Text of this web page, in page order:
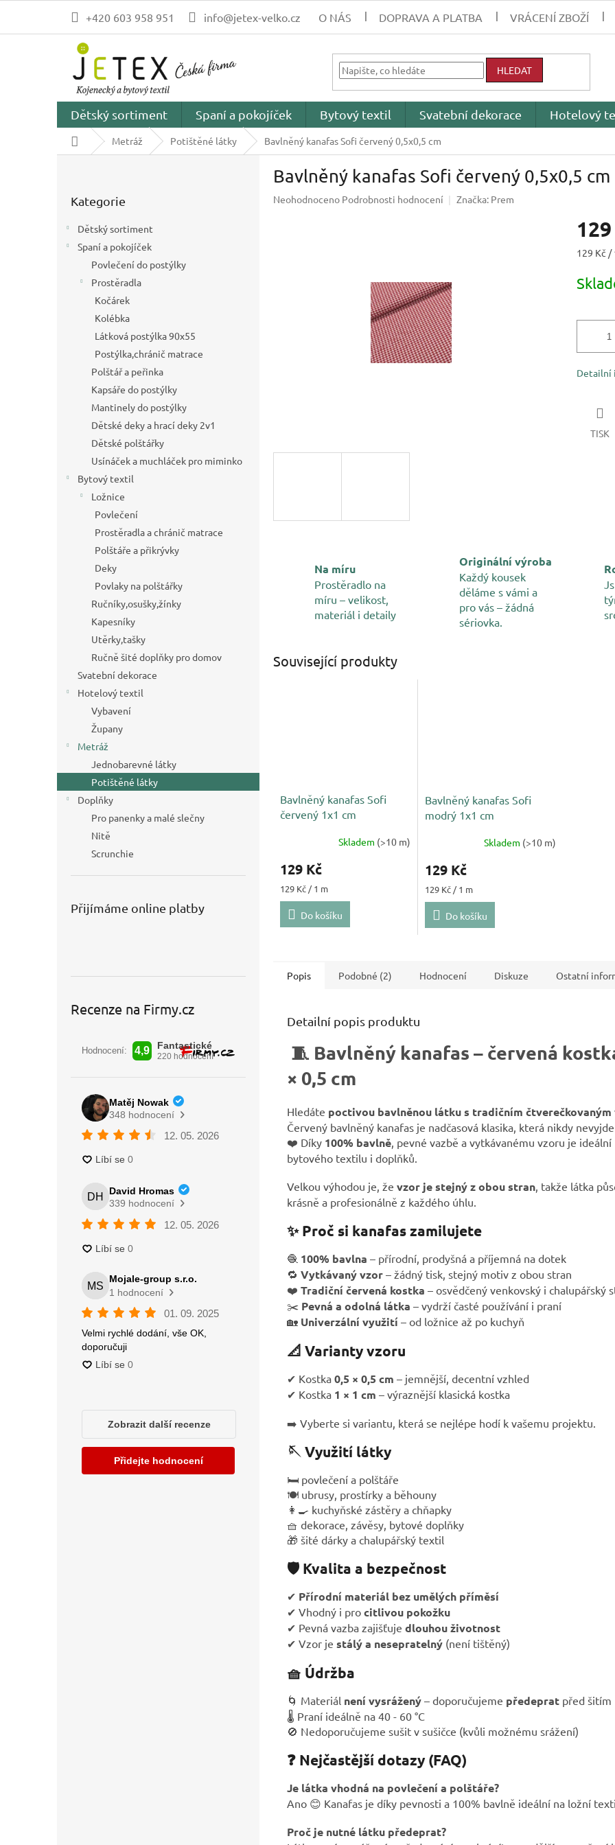
obsah
+420 603 958 951 info@jetex-velko.cz O NÁS DOPRAVA A PLATBA VRÁCENÍ ZBOŽÍ
HLEDAT
Dětský sortiment Spaní a pokojíček Bytový textil Svatební dekorace Hotelový
Domů Metráž Potištěné látky Bavlněný kanafas Sofi červený 0,5x0,5 cm
kategorie
Kategorie
Dětský sortiment
Spaní a pokojíček
Povlečení do postýlky
Prostěradla
Kočárek
Kolébka
Látková postýlka 90x55
Postýlka,chránič matrace
Polštář a peřinka
Kapsáře do postýlky
Mantinely do postýlky
Dětské deky a hrací deky 2v1
Dětské polštářky
Usínáček a muchláček pro miminko
Bytový textil
Ložnice
Povlečení
Prostěradla a chránič matrace
Polštáře a přikrývky
Deky
Povlaky na polštářky
Ručníky,osušky,žínky
Kapesníky
Utěrky,tašky
Ručně šité doplňky pro domov
Svatební dekorace
Hotelový textil
Vybavení
Župany
Metráž
Jednobarevné látky
Potištěné látky
Doplňky
Pro panenky a malé slečny
Nitě
Scrunchie
Přijímáme online platby
Recenze na Firmy.cz
Bavlněný kanafas Sofi červený 0,5x0,5 cm
Průměrné
Neohodnoceno Podrobnosti hodnocení Značka: Prem
Měrná
129 Kč /
Detailní
TISK
Na míru
Prostěradlo na
míru – velikost,
materiál i detaily
Originální výroba
Každý kousek
děláme s vámi a
pro vás – žádná
sériovka.
Související produkty
Bavlněný kanafas Sofi
červený 1x1 cm
Skladem (>10 m)
129 Kč
Měrná
cena:
129 Kč / 1 m
Do košíku
Bavlněný kanafas Sofi
modrý 1x1 cm
Skladem (>10 m)
129 Kč
Měrná
cena:
129 Kč / 1 m
Do košíku
Popis Podobné (2) Hodnocení Diskuze Ostatní
Detailní popis produktu
🧵 Bavlněný kanafas – červená
× 0,5 cm
Hledáte poctivou bavlněnou látku s tradičním čtverečkovaným
Červený bavlněný kanafas je nadčasová klasika, která nikdy
❤️ Díky 100% bavlně , pevné vazbě a vytkávanému vzoru je
bytového textilu i doplňků.
Velkou výhodou je, že vzor je stejný z obou stran , takže látka
krásně a profesionálně z každého úhlu.
✨ Proč si kanafas zamilujete
🧶 100% bavlna – přírodní, prodyšná a příjemná na dotek
🔁 Vytkávaný vzor – žádný tisk, stejný motiv z obou stran
❤️ Tradiční červená kostka – osvědčený venkovský i chalupářský
✂️ Pevná a odolná látka – vydrží časté používání i praní
🏡 Univerzální využití – od ložnice až po kuchyň
📐 Varianty vzoru
✔ Kostka 0,5 × 0,5 cm – jemnější, decentní vzhled
✔ Kostka 1 × 1 cm – výraznější klasická kostka
➡️ Vyberte si variantu, která se nejlépe hodí k vašemu projektu.
🪡 Využití látky
🛏️ povlečení a polštáře
🍽️ ubrusy, prostírky a běhouny
👩‍🍳 kuchyňské zástěry a chňapky
🧺 dekorace, závěsy, bytové doplňky
🎁 šité dárky a chalupářský textil
🛡️ Kvalita a bezpečnost
✔ Přírodní materiál bez umělých příměsí
✔ Vhodný i pro citlivou pokožku
✔ Pevná vazba zajišťuje dlouhou životnost
✔ Vzor je stálý a nesepratelný (není tištěný)
🧺 Údržba
🌀 Materiál není vysrážený – doporučujeme předeprat před šitím
🌡️ Praní ideálně na 40 - 60 °C
🚫 Nedoporučujeme sušit v sušičce (kvůli možnému srážení)
❓ Nejčastější dotazy (FAQ)
Je látka vhodná na povlečení a polštáře?
Ano 😊 Kanafas je díky pevnosti a 100% bavlně ideální na ložní
Proč je nutné látku předeprat?